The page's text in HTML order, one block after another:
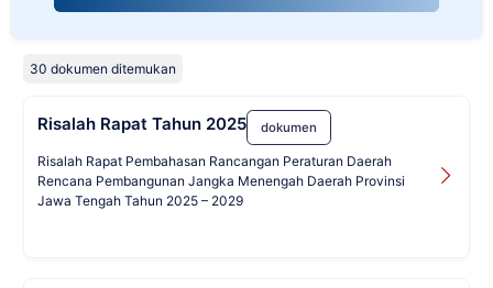
30 dokumen ditemukan
Risalah Rapat Tahun 2025 dokumen
Risalah Rapat Pembahasan Rancangan Peraturan Daerah
Rencana Pembangunan Jangka Menengah Daerah Provinsi
Jawa Tengah Tahun 2025 – 2029